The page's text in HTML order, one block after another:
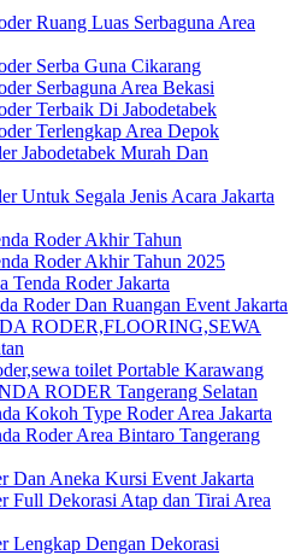
Ruang Luas Serbaguna Area
Serba Guna Cikarang
Serbaguna Area Bekasi
Terbaik Di Jabodetabek
Terlengkap Area Depok
Jabodetabek Murah Dan
Untuk Segala Jenis Acara Jakarta
Roder Akhir Tahun
Roder Akhir Tahun 2025
Tenda Roder Jakarta
Roder Dan Ruangan Event Jakarta
RODER,FLOORING,SEWA
toilet Portable Karawang
RODER Tangerang Selatan
Kokoh Type Roder Area Jakarta
Roder Area Bintaro Tangerang
Dan Aneka Kursi Event Jakarta
Full Dekorasi Atap dan Tirai Area
Lengkap Dengan Dekorasi